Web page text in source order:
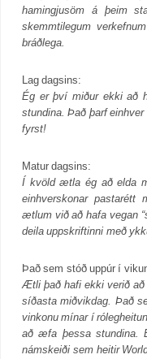
hamingjusöm á þeim
skemmtilegum
bráðlega.
Lag dagsins:
Ég er því miður ekki að
stundina. Það þarf
fyrst!
Matur dagsins:
Í kvöld ætla ég að elda
einhverskonar
ætlum við að hafa vegan
deila uppskriftinni með
Það sem stóð uppúr í
Ætli það hafi ekki verið að
síðasta miðvikdag. Það
vinkonu mínar í
að æfa þessa stundina.
námskeiði sem heitir